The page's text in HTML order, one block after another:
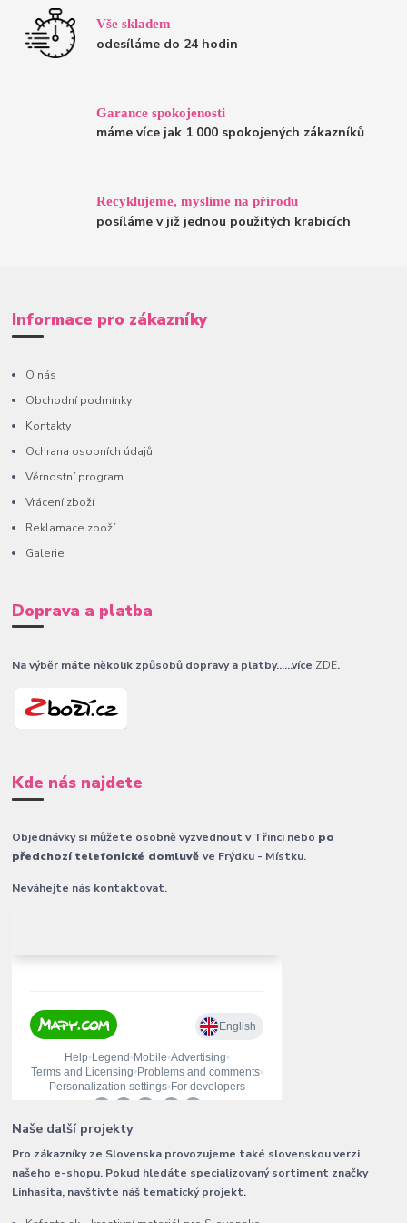
Vše skladem
odesíláme do 24 hodin
Garance spokojenosti
máme více jak 1 000 spokojených zákazníků
Recyklujeme, myslíme na přírodu
posíláme v již jednou použitých krabicích
Informace pro zákazníky
O nás
Obchodní podmínky
Kontakty
Ochrana osobních údajů
Věrnostní program
Vrácení zboží
Reklamace zboží
Galerie
Doprava a platba
Na výběr máte několik způsobů dopravy a platby......více ZDE.
Kde nás najdete
Objednávky si můžete osobně vyzvednout v Třinci nebo po
předchozí telefonické domluvěve Frýdku - Místku.
Neváhejte nás kontaktovat.
Naše další projekty
Pro zákazníky ze Slovenska provozujeme také slovenskou verzi
našeho e-shopu. Pokud hledáte specializovaný sortiment značky
Linhasita, navštivte náš tematický projekt.